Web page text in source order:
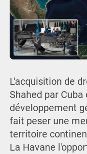
L'acquisition de
Shahed par
développement
fait peser une
territoire
La Havane